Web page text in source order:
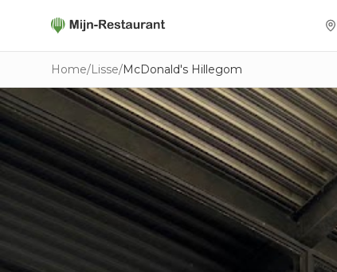
Home/Lisse/McDonald's Hillegom